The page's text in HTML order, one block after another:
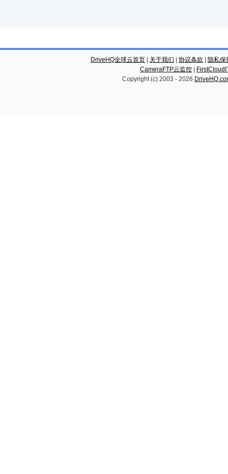
DriveHQ全球云首页 关于我们 协议条款
隐私保
CameraFTP云监控
Copyright (c) 2003 - 2026